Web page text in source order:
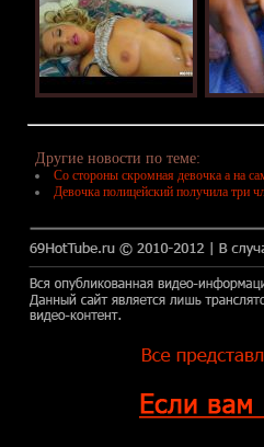
Другие новости по теме:
Со стороны скромная девочка а на
Девочка полицейский получила три